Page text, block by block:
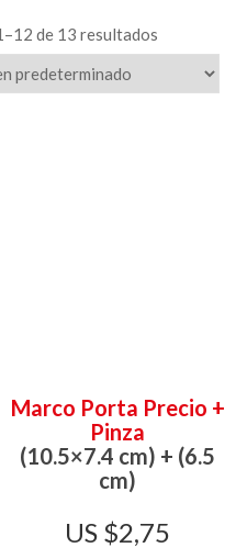
de 13 resultados
Marco Porta Precio +
Pinza
(10.5×7.4 cm) + (6.5
cm)
$2,75